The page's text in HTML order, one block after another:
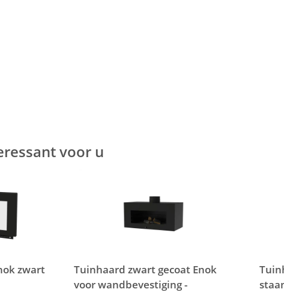
voor u
zwart
Tuinhaard zwart gecoat Enok
voor wandbevestiging -